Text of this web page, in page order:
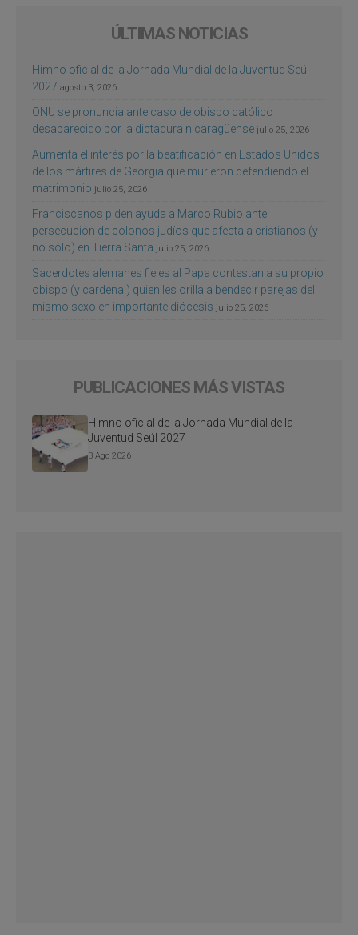
ÚLTIMAS NOTICIAS
Himno oficial de la Jornada Mundial de la Juventud Seúl
2027 agosto 3, 2026
ONU se pronuncia ante caso de obispo católico
desaparecido por la dictadura nicaragüense julio 25, 2026
Aumenta el interés por la beatificación en Estados Unidos
de los mártires de Georgia que murieron defendiendo el
matrimonio julio 25, 2026
Franciscanos piden ayuda a Marco Rubio ante
persecución de colonos judíos que afecta a cristianos (y
no sólo) en Tierra Santa julio 25, 2026
Sacerdotes alemanes fieles al Papa contestan a su propio
obispo (y cardenal) quien les orilla a bendecir parejas del
mismo sexo en importante diócesis julio 25, 2026
PUBLICACIONES MÁS VISTAS
Himno oficial de la Jornada Mundial de la
Juventud Seúl 2027
3 Ago 2026